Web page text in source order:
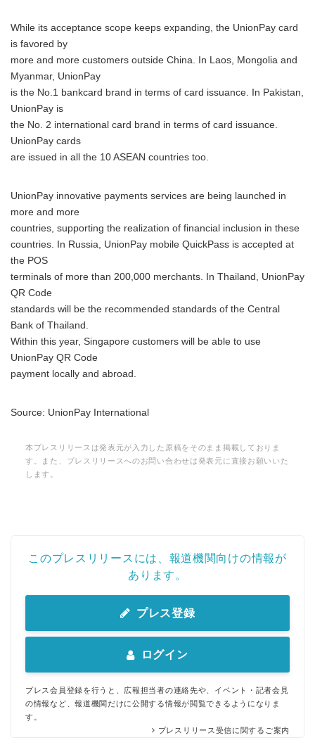
While its acceptance scope keeps expanding, the UnionPay card
is favored by
more and more customers outside China. In Laos, Mongolia and
Myanmar, UnionPay
is the No.1 bankcard brand in terms of card issuance. In Pakistan,
UnionPay is
the No. 2 international card brand in terms of card issuance.
UnionPay cards
are issued in all the 10 ASEAN countries too.
UnionPay innovative payments services are being launched in
more and more
countries, supporting the realization of financial inclusion in these
countries. In Russia, UnionPay mobile QuickPass is accepted at
the POS
terminals of more than 200,000 merchants. In Thailand, UnionPay
QR Code
standards will be the recommended standards of the Central
Bank of Thailand.
Within this year, Singapore customers will be able to use
UnionPay QR Code
payment locally and abroad.
Source: UnionPay International
本プレスリリースは発表元が入力した原稿をそのまま掲載しておりま
す。また、プレスリリースへのお問い合わせは発表元に直接お願いいた
します。
このプレスリリースには、報道機関向けの情報が
あります。
プレス登録
ログイン
プレス会員登録を行うと、広報担当者の連絡先や、イベント・記者会見
の情報など、報道機関だけに公開する情報が閲覧できるようになりま
す。
プレスリリース受信に関するご案内